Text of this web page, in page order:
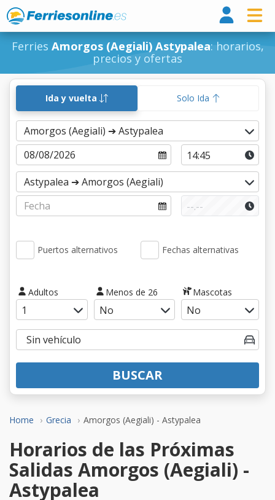
Ferries Amorgos (Aegiali) Astypalea: horarios,
precios y ofertas
Home Grecia Amorgos (Aegiali) - Astypalea
Ida y vuelta Solo Ida
Puertos alternativos Fechas alternativas
Adultos Menos de 26 Mascotas
BUSCAR
Horarios de las Próximas
Salidas Amorgos (Aegiali) -
Astypalea